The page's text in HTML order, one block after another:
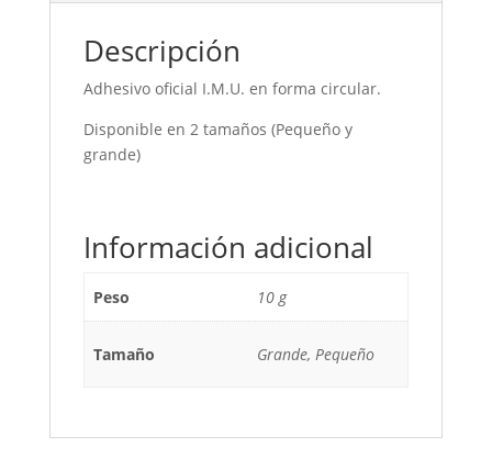
Descripción
Adhesivo oficial I.M.U. en forma circular.
Disponible en 2 tamaños (Pequeño y
grande)
Información adicional
Peso 10 g
Tamaño Grande, Pequeño